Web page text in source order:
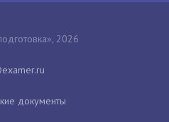
2026
документы